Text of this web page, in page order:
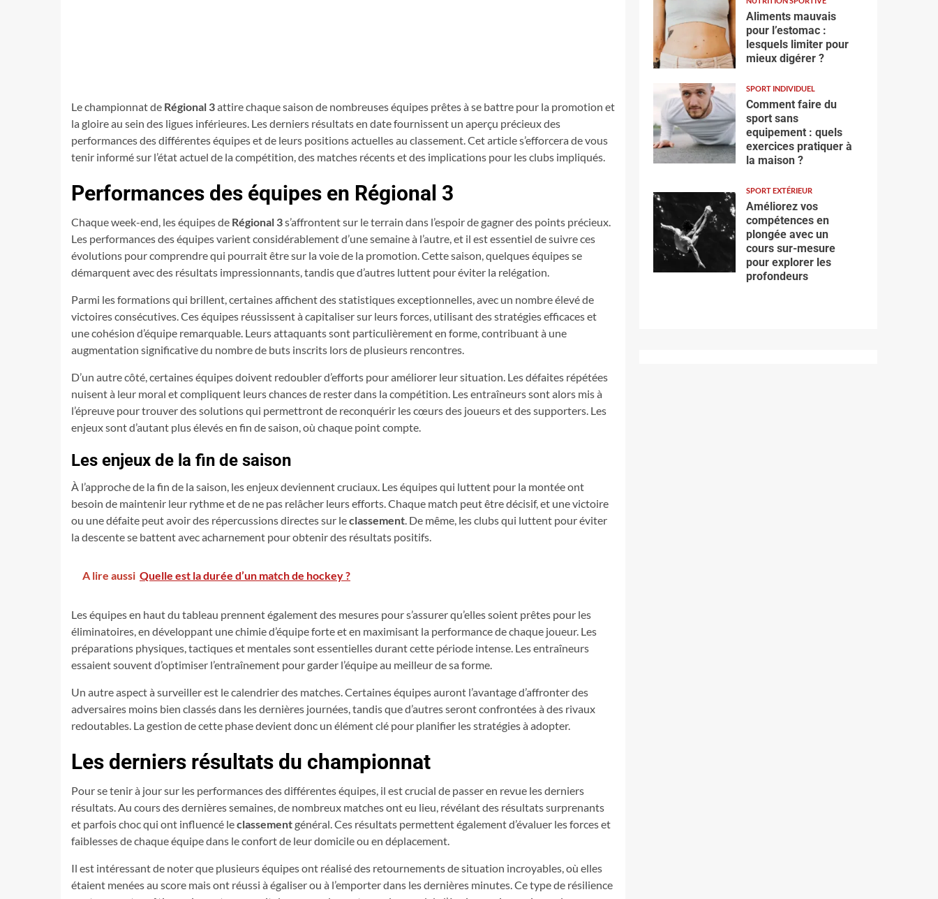
Le championnat de Régional 3attire chaque saison de nombreuses équipes prêtes à se battre pour la promotion et
la gloire au sein des ligues inférieures. Les derniers résultats en date fournissent un aperçu précieux des
performances des différentes équipes et de leurs positions actuelles au classement. Cet article s’efforcera de vous
tenir informé sur l’état actuel de la compétition, des matches récents et des implications pour les clubs impliqués.
Performances des équipes en Régional 3
Chaque week-end, les équipes de Régional 3s’affrontent sur le terrain dans l’espoir de gagner des points précieux.
Les performances des équipes varient considérablement d’une semaine à l’autre, et il est essentiel de suivre ces
évolutions pour comprendre qui pourrait être sur la voie de la promotion. Cette saison, quelques équipes se
démarquent avec des résultats impressionnants, tandis que d’autres luttent pour éviter la relégation.
Parmi les formations qui brillent, certaines affichent des statistiques exceptionnelles, avec un nombre élevé de
victoires consécutives. Ces équipes réussissent à capitaliser sur leurs forces, utilisant des stratégies efficaces et
une cohésion d’équipe remarquable. Leurs attaquants sont particulièrement en forme, contribuant à une
augmentation significative du nombre de buts inscrits lors de plusieurs rencontres.
D’un autre côté, certaines équipes doivent redoubler d’efforts pour améliorer leur situation. Les défaites répétées
nuisent à leur moral et compliquent leurs chances de rester dans la compétition. Les entraîneurs sont alors mis à
l’épreuve pour trouver des solutions qui permettront de reconquérir les cœurs des joueurs et des supporters. Les
enjeux sont d’autant plus élevés en fin de saison, où chaque point compte.
Les enjeux de la fin de saison
À l’approche de la fin de la saison, les enjeux deviennent cruciaux. Les équipes qui luttent pour la montée ont
besoin de maintenir leur rythme et de ne pas relâcher leurs efforts. Chaque match peut être décisif, et une victoire
ou une défaite peut avoir des répercussions directes sur leclassement. De même, les clubs qui luttent pour éviter
la descente se battent avec acharnement pour obtenir des résultats positifs.
A lire aussi Quelle est la durée d’un match de hockey ?
Les équipes en haut du tableau prennent également des mesures pour s’assurer qu’elles soient prêtes pour les
éliminatoires, en développant une chimie d’équipe forte et en maximisant la performance de chaque joueur. Les
préparations physiques, tactiques et mentales sont essentielles durant cette période intense. Les entraîneurs
essaient souvent d’optimiser l’entraînement pour garder l’équipe au meilleur de sa forme.
Un autre aspect à surveiller est le calendrier des matches. Certaines équipes auront l’avantage d’affronter des
adversaires moins bien classés dans les dernières journées, tandis que d’autres seront confrontées à des rivaux
redoutables. La gestion de cette phase devient donc un élément clé pour planifier les stratégies à adopter.
Les derniers résultats du championnat
Pour se tenir à jour sur les performances des différentes équipes, il est crucial de passer en revue les derniers
résultats. Au cours des dernières semaines, de nombreux matches ont eu lieu, révélant des résultats surprenants
et parfois choc qui ont influencé leclassementgénéral. Ces résultats permettent également d’évaluer les forces et
faiblesses de chaque équipe dans le confort de leur domicile ou en déplacement.
Il est intéressant de noter que plusieurs équipes ont réalisé des retournements de situation incroyables, où elles
étaient menées au score mais ont réussi à égaliser ou à l’emporter dans les dernières minutes. Ce type de résilience
Aliments mauvais
pour l’estomac :
lesquels limiter pour
mieux digérer ?
SPORT INDIVIDUEL
Comment faire du
sport sans
equipement : quels
exercices pratiquer à
la maison ?
SPORT EXTÉRIEUR
Améliorez vos
compétences en
plongée avec un
cours sur-mesure
pour explorer les
profondeurs